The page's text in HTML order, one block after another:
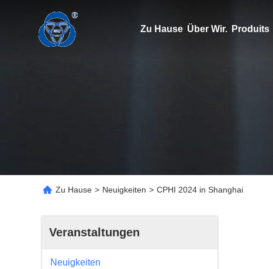
Zu Hause Über Wir. Produits
Zu Hause > Neuigkeiten > CPHI 2024 in Shanghai
Veranstaltungen
Neuigkeiten